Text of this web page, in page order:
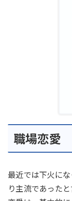
職場恋愛
最近では下火に
り主流であった